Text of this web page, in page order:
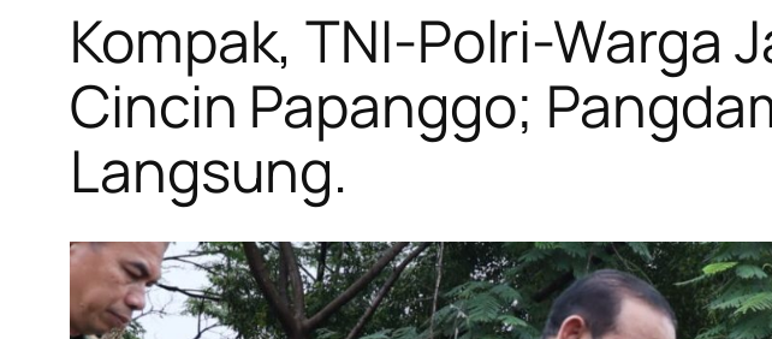
Kompak, TNI-Polri-Warga
Cincin Papanggo;
Langsung.